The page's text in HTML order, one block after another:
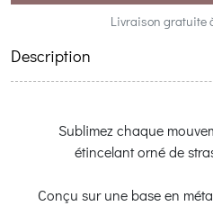
Livraison gratuite
Description
Sublimez chaque
étincelant orné de
Conçu sur une base en